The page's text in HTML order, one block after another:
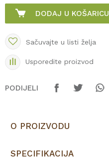
DODAJ U KOŠARICU
Sačuvajte u listi želja
Usporedite proizvod
PODIJELI
O PROIZVODU
SPECIFIKACIJA